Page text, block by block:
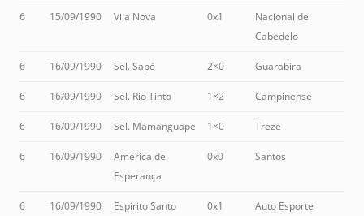
6 15/09/1990 Vila Nova 0x1
Nacional de
Cabedelo
6 16/09/1990 Sel. Sapé 2×0 Guarabira
6 16/09/1990 Sel. Rio Tinto 1×2 Campinense
6 16/09/1990 Sel. Mamanguape 1×0 Treze
6 16/09/1990
América de
Esperança
0x0 Santos
6 16/09/1990 Espírito Santo 0x1 Auto Esporte